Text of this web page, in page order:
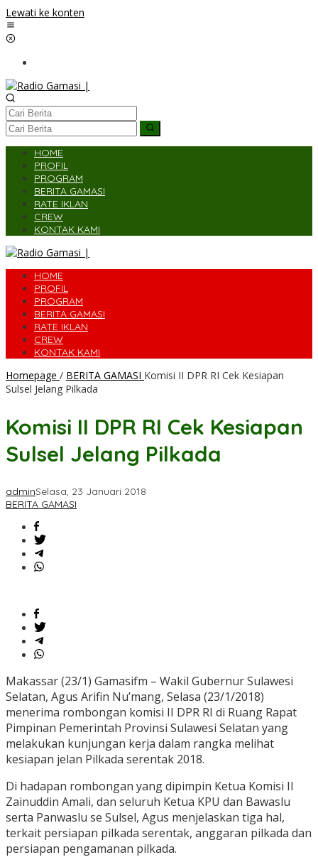
Lewati ke konten
HOME
PROFIL
PROGRAM
BERITA GAMASI
RATE IKLAN
CREW
KONTAK KAMI
HOME
PROFIL
PROGRAM
BERITA GAMASI
RATE IKLAN
CREW
KONTAK KAMI
Homepage / BERITA GAMASI Komisi II DPR RI Cek Kesiapan
Sulsel Jelang Pilkada
Komisi II DPR RI Cek Kesiapan
Sulsel Jelang Pilkada
adminSelasa, 23 Januari 2018
BERITA GAMASI
Makassar (23/1) Gamasifm – Wakil Gubernur Sulawesi
Selatan, Agus Arifin Nu’mang, Selasa (23/1/2018)
menerima rombongan komisi II DPR RI di Ruang Rapat
Pimpinan Pemerintah Provinsi Sulawesi Selatan yang
melakukan kunjungan kerja dalam rangka melihat
kesiapan jelan Pilkada serentak 2018.
Di hadapan rombongan yang dipimpin Ketua Komisi II
Zainuddin Amali, dan seluruh Ketua KPU dan Bawaslu
serta Panwaslu se Sulsel, Agus menjelaskan tiga hal,
terkait persiapan pilkada serentak, anggaran pilkada dan
persiapan pengamanan pilkada.